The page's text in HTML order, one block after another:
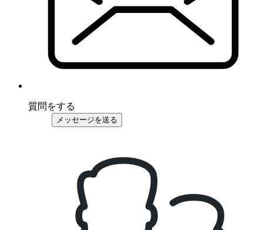
質問をする
メッセージを送る